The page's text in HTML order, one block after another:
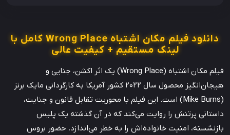
دانلود فیلم مکان اشتباه Wrong Place کامل با
لینک مستقیم + کیفیت عالی
فیلم مکان اشتباه (Wrong Place) یک اثر اکشن، جنایی و
هیجان‌انگیز محصول سال ۲۰۲۲ کشور آمریکا به کارگردانی مایک برنز
(Mike Burns) است. این فیلم با محوریت تقابل قانون و جنایت،
داستانی پرتنش را روایت می‌کند که در آن گذشته یک پلیس
بازنشسته، امنیت خانواده‌اش را به خطر می‌اندازد. حضور بروس